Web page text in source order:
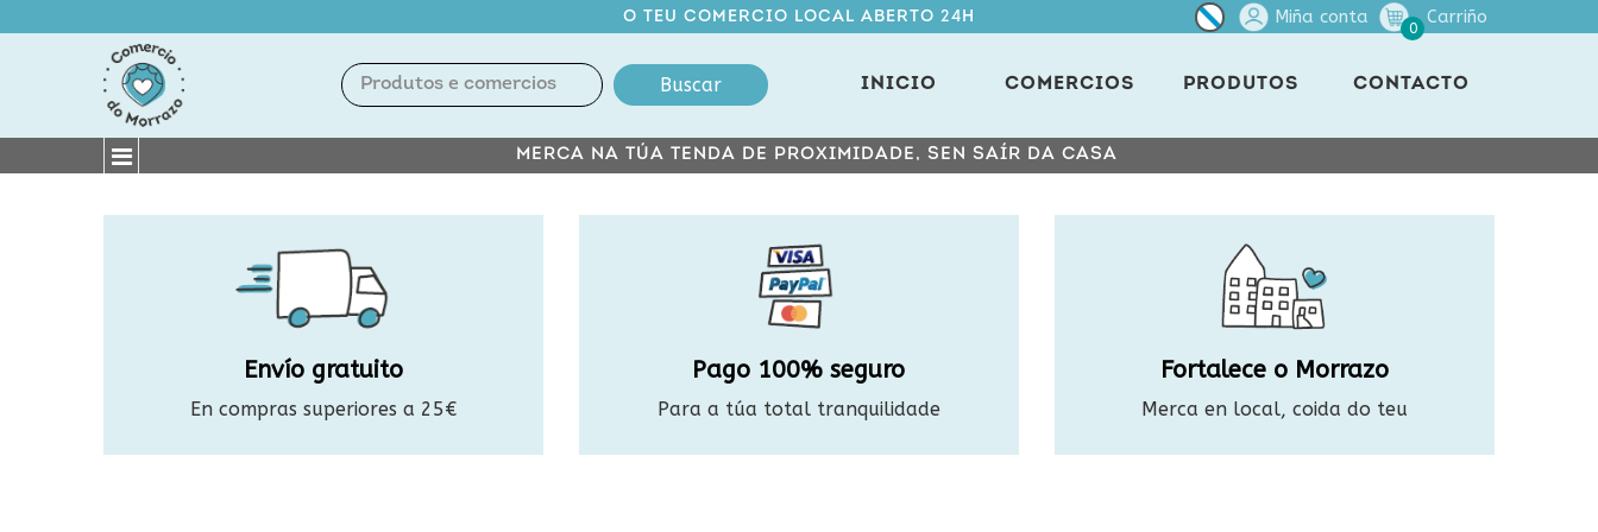
O TEU COMERCIO LOCAL ABERTO 24H Miña conta
0
Carriño
Buscar INICIO COMERCIOS PRODUTOS CONTACTO
MERCA NA TÚA TENDA DE PROXIMIDADE, SEN SAÍR DA CASA
Envío gratuito
En compras superiores a 25€
Pago 100% seguro
Para a túa total tranquilidade
Fortalece o Morrazo
Merca en local, coida do teu